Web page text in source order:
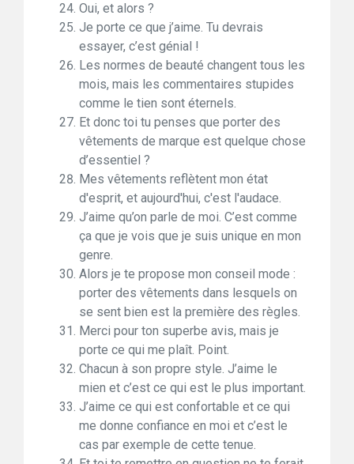
Oui, et alors ?
Je porte ce que j’aime. Tu devrais
essayer, c’est génial !
Les normes de beauté changent tous les
mois, mais les commentaires stupides
comme le tien sont éternels.
Et donc toi tu penses que porter des
vêtements de marque est quelque chose
d’essentiel ?
Mes vêtements reflètent mon état
d'esprit, et aujourd'hui, c'est l'audace.
J’aime qu’on parle de moi. C’est comme
ça que je vois que je suis unique en mon
genre.
Alors je te propose mon conseil mode :
porter des vêtements dans lesquels on
se sent bien est la première des règles.
Merci pour ton superbe avis, mais je
porte ce qui me plaît. Point.
Chacun à son propre style. J’aime le
mien et c’est ce qui est le plus important.
J’aime ce qui est confortable et ce qui
me donne confiance en moi et c’est le
cas par exemple de cette tenue.